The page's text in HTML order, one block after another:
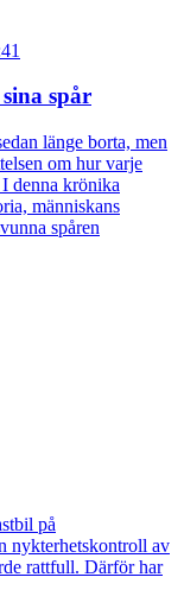
spår
länge borta, men
om hur varje
denna krönika
människans
spåren
på
nykterhetskontroll av
rattfull. Därför har